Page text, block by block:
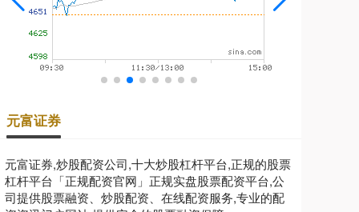
元富证券
元富证券,炒股配资公司,十大炒股杠杆平台,正规的股票
杠杆平台「正规配资官网」正规实盘股票配资平台,公
司提供股票融资、炒股配资、在线配资服务,专业的配